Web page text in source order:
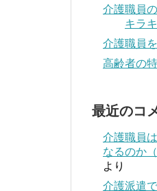
介護職員
キラ
介護職員
高齢者の
最近のコ
介護職員
なるのか
より
介護派遣